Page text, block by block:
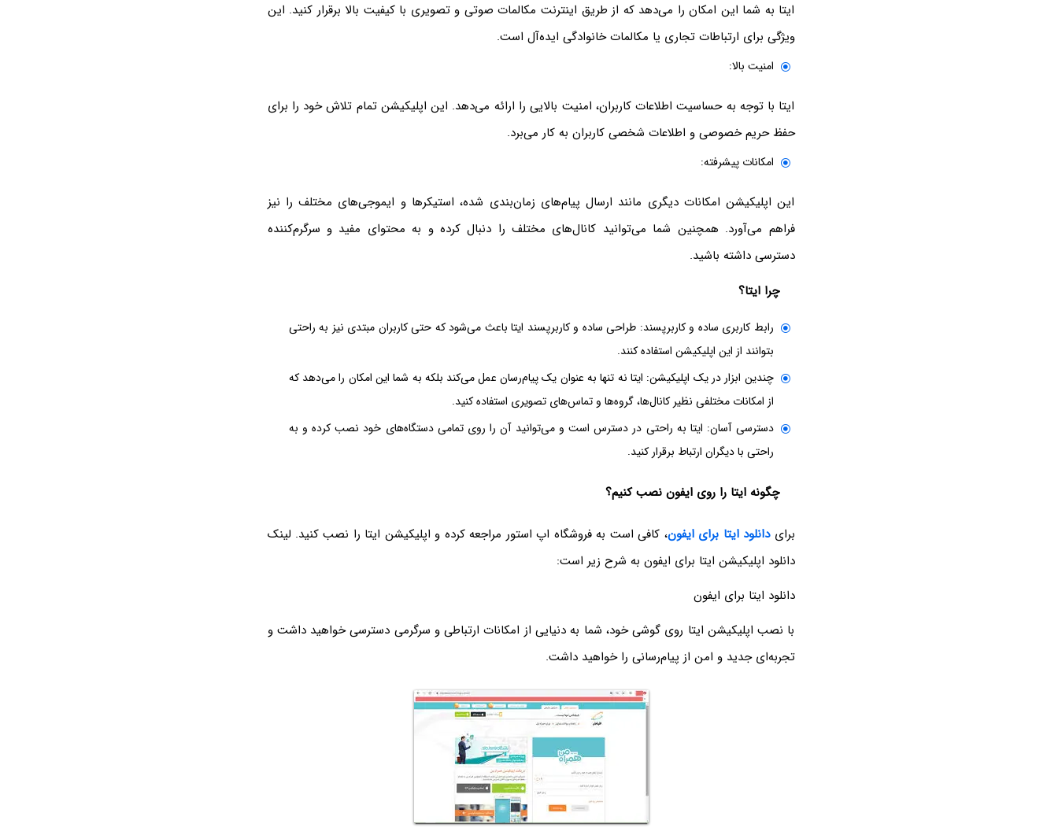
ایتا به شما این امکان را می‌دهد که از طریق اینترنت مکالمات صوتی و تصویری با کیفیت بالا برقرار کنید. این
ویژگی برای ارتباطات تجاری یا مکالمات خانوادگی ایده‌آل است.
امنیت بالا:
ایتا با توجه به حساسیت اطلاعات کاربران، امنیت بالایی را ارائه می‌دهد. این اپلیکیشن تمام تلاش خود را برای
حفظ حریم خصوصی و اطلاعات شخصی کاربران به کار می‌برد.
امکانات پیشرفته:
این اپلیکیشن امکانات دیگری مانند ارسال پیام‌های زمان‌بندی شده، استیکرها و ایموجی‌های مختلف را نیز
فراهم می‌آورد. همچنین شما می‌توانید کانال‌های مختلف را دنبال کرده و به محتوای مفید و سرگرم‌کننده
دسترسی داشته باشید.
چرا ایتا؟
رابط کاربری ساده و کاربرپسند: طراحی ساده و کاربرپسند ایتا باعث می‌شود که حتی کاربران مبتدی نیز به راحتی
بتوانند از این اپلیکیشن استفاده کنند.
چندین ابزار در یک اپلیکیشن: ایتا نه تنها به عنوان یک پیام‌رسان عمل می‌کند بلکه به شما این امکان را می‌دهد که
از امکانات مختلفی نظیر کانال‌ها، گروه‌ها و تماس‌های تصویری استفاده کنید.
دسترسی آسان: ایتا به راحتی در دسترس است و می‌توانید آن را روی تمامی دستگاه‌های خود نصب کرده و به
راحتی با دیگران ارتباط برقرار کنید.
چگونه ایتا را روی ایفون نصب کنیم؟
برایدانلود ایتا برای ایفون، کافی است به فروشگاه اپ استور مراجعه کرده و اپلیکیشن ایتا را نصب کنید. لینک
دانلود اپلیکیشن ایتا برای ایفون به شرح زیر است:
دانلود ایتا برای ایفون
با نصب اپلیکیشن ایتا روی گوشی خود، شما به دنیایی از امکانات ارتباطی و سرگرمی دسترسی خواهید داشت و
تجربه‌ای جدید و امن از پیام‌رسانی را خواهید داشت.